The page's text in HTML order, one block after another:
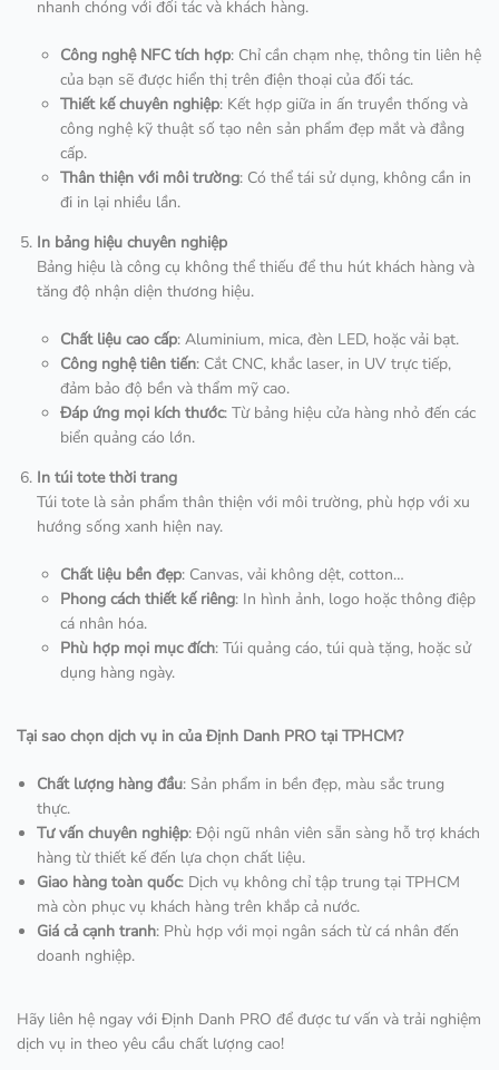
nhanh chóng với đối tác và khách hàng.
Công nghệ NFC tích hợp: Chỉ cần chạm nhẹ, thông tin liên hệ
của bạn sẽ được hiển thị trên điện thoại của đối tác.
Thiết kế chuyên nghiệp: Kết hợp giữa in ấn truyền thống và
công nghệ kỹ thuật số tạo nên sản phẩm đẹp mắt và đẳng
cấp.
Thân thiện với môi trường: Có thể tái sử dụng, không cần in
đi in lại nhiều lần.
In bảng hiệu chuyên nghiệp
Bảng hiệu là công cụ không thể thiếu để thu hút khách hàng và
tăng độ nhận diện thương hiệu.
Chất liệu cao cấp: Aluminium, mica, đèn LED, hoặc vải bạt.
Công nghệ tiên tiến: Cắt CNC, khắc laser, in UV trực tiếp,
đảm bảo độ bền và thẩm mỹ cao.
Đáp ứng mọi kích thước: Từ bảng hiệu cửa hàng nhỏ đến các
biển quảng cáo lớn.
In túi tote thời trang
Túi tote là sản phẩm thân thiện với môi trường, phù hợp với xu
hướng sống xanh hiện nay.
Chất liệu bền đẹp: Canvas, vải không dệt, cotton…
Phong cách thiết kế riêng: In hình ảnh, logo hoặc thông điệp
cá nhân hóa.
Phù hợp mọi mục đích: Túi quảng cáo, túi quà tặng, hoặc sử
dụng hàng ngày.
Tại sao chọn dịch vụ in của Định Danh PRO tại TPHCM?
Chất lượng hàng đầu: Sản phẩm in bền đẹp, màu sắc trung
thực.
Tư vấn chuyên nghiệp: Đội ngũ nhân viên sẵn sàng hỗ trợ khách
hàng từ thiết kế đến lựa chọn chất liệu.
Giao hàng toàn quốc: Dịch vụ không chỉ tập trung tại TPHCM
mà còn phục vụ khách hàng trên khắp cả nước.
Giá cả cạnh tranh: Phù hợp với mọi ngân sách từ cá nhân đến
doanh nghiệp.
Hãy liên hệ ngay với Định Danh PRO để được tư vấn và trải nghiệm
dịch vụ in theo yêu cầu chất lượng cao!